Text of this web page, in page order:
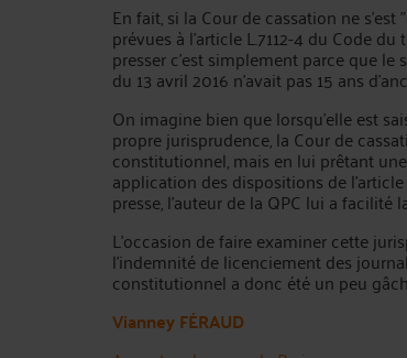
En fait, si la Cour de cassation ne
prévues à l'article L.7112-4 du Code
presser c'est simplement parce que
du 13 avril 2016 n'avait pas 15 ans
On imagine bien que lorsqu'elle est
propre jurisprudence, la Cour de
constitutionnel, mais en lui prêtant
application des dispositions de
presse, l'auteur de la QPC lui a facilité
L'occasion de faire examiner cette
l'indemnité de licenciement des
constitutionnel a donc été un peu
Vianney FÉRAUD